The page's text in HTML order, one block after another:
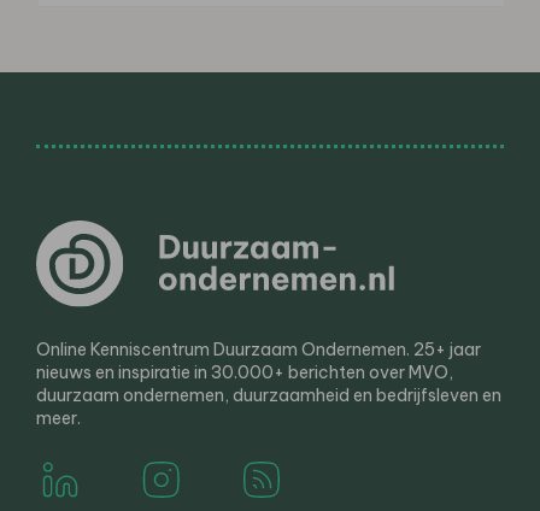
Online Kenniscentrum Duurzaam Ondernemen. 25+ jaar
nieuws en inspiratie in 30.000+ berichten over MVO,
duurzaam ondernemen, duurzaamheid en bedrijfsleven en
meer.